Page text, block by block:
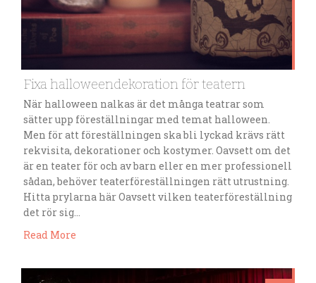
Fixa halloweendekoration för teatern
När halloween nalkas är det många teatrar som
sätter upp föreställningar med temat halloween.
Men för att föreställningen ska bli lyckad krävs rätt
rekvisita, dekorationer och kostymer. Oavsett om det
är en teater för och av barn eller en mer professionell
sådan, behöver teaterföreställningen rätt utrustning.
Hitta prylarna här Oavsett vilken teaterföreställning
det rör sig…
Read More